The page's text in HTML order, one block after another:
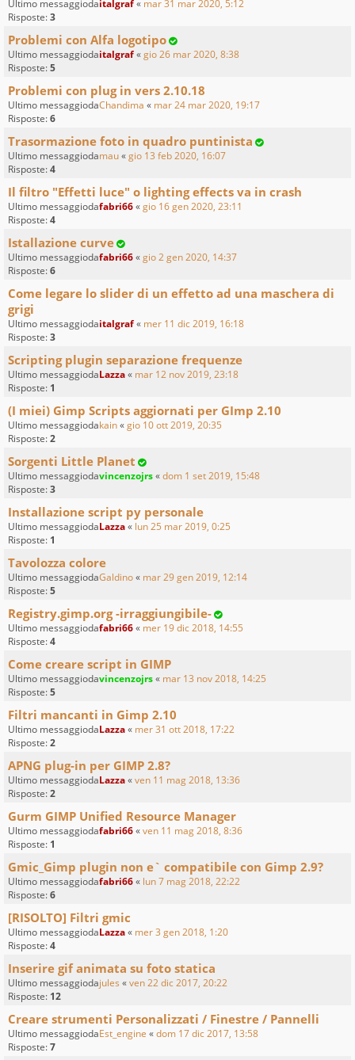
Ultimo messaggiodaitalgraf« mar 31 mar 2020, 5:12
Risposte:3
Problemi con Alfa logotipo
Ultimo messaggiodaitalgraf«gio 26 mar 2020, 8:38
Risposte:5
Problemi con plug in vers 2.10.18
Ultimo messaggiodaChandima « mar 24 mar 2020, 19:17
Risposte:6
Trasormazione foto in quadro puntinista
Ultimo messaggiodamau«gio 13 feb 2020, 16:07
Risposte:4
Il filtro "Effetti luce" o lighting effects va in crash
Ultimo messaggiodafabri66«gio 16 gen 2020, 23:11
Risposte:4
Istallazione curve
Ultimo messaggiodafabri66«gio 2 gen 2020, 14:37
Risposte:6
Come legare lo slider di un effetto ad una maschera di
grigi
Ultimo messaggiodaitalgraf« mer 11 dic 2019, 16:18
Risposte:3
Scripting plugin separazione frequenze
Ultimo messaggiodaLazza« mar 12 nov 2019, 23:18
Risposte: 1
(I miei) Gimp Scripts aggiornati per GImp 2.10
Ultimo messaggiodakain«gio 10 ott 2019, 20:35
Risposte:2
Sorgenti Little Planet
Ultimo messaggiodavincenzojrs«dom 1 set 2019, 15:48
Risposte:3
Installazione script py personale
Ultimo messaggiodaLazza« lun 25 mar 2019, 0:25
Risposte: 1
Tavolozza colore
Ultimo messaggiodaGaldino« mar 29 gen 2019, 12:14
Risposte:5
Registry.gimp.org -irraggiungibile-
Ultimo messaggiodafabri66« mer 19 dic 2018, 14:55
Risposte:4
Come creare script in GIMP
Ultimo messaggiodavincenzojrs« mar 13 nov 2018, 14:25
Risposte:5
Filtri mancanti in Gimp 2.10
Ultimo messaggiodaLazza« mer 31 ott 2018, 17:22
Risposte:2
APNG plug-in per GIMP 2.8?
Ultimo messaggiodaLazza«ven 11 mag 2018, 13:36
Risposte:2
Gurm GIMP Unified Resource Manager
Ultimo messaggiodafabri66«ven 11 mag 2018, 8:36
Risposte: 1
Gmic_Gimp plugin non e` compatibile con Gimp 2.9?
Ultimo messaggiodafabri66« lun 7 mag 2018, 22:22
Risposte:6
[RISOLTO] Filtri gmic
Ultimo messaggiodaLazza« mer 3 gen 2018, 1:20
Risposte:4
Inserire gif animata su foto statica
Ultimo messaggiodajules «ven 22 dic 2017, 20:22
Risposte: 12
Creare strumenti Personalizzati / Finestre / Pannelli
Ultimo messaggiodaEst_engine «dom 17 dic 2017, 13:58
Risposte:7